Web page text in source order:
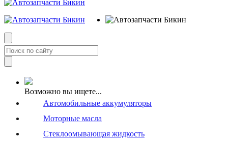
Возможно вы ищете...
Автомобильные аккумуляторы
Моторные масла
Стеклоомывающая жидкость